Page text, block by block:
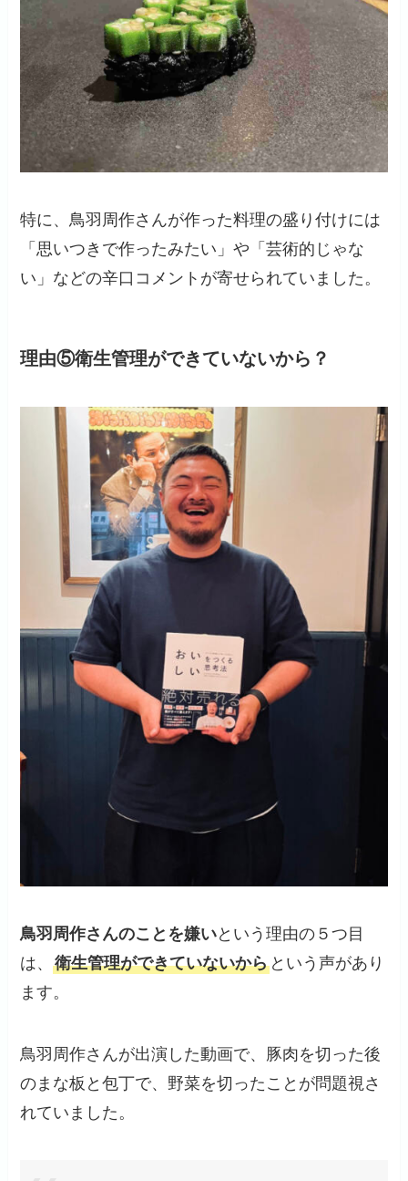
特に、鳥羽周作さんが作った料理の盛り付けには
「思いつきで作ったみたい」や「芸術的じゃな
い」などの辛口コメントが寄せられていました。
理由⑤衛生管理ができていないから？
鳥羽周作さんのことを嫌いという理由の５つ目
は、衛生管理ができていないから という声があり
ます。
鳥羽周作さんが出演した動画で、豚肉を切った後
のまな板と包丁で、野菜を切ったことが問題視さ
れていました。